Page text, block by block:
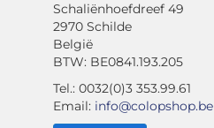
Schaliënhoefdreef 49
2970 Schilde
België
BTW: BE0841.193.205
Tel.: 0032(0)3 353.99.61
Email: info@colopshop.be